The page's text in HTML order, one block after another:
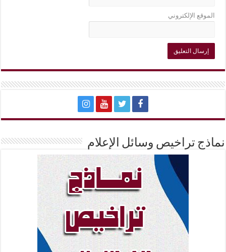
الموقع الإلكتروني
نماذج تراخيص وسائل الإعلام